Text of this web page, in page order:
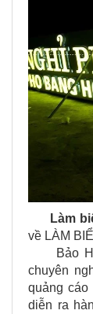
Làm
về LÀM
Bảo
chuyên
quảng
diễn ra